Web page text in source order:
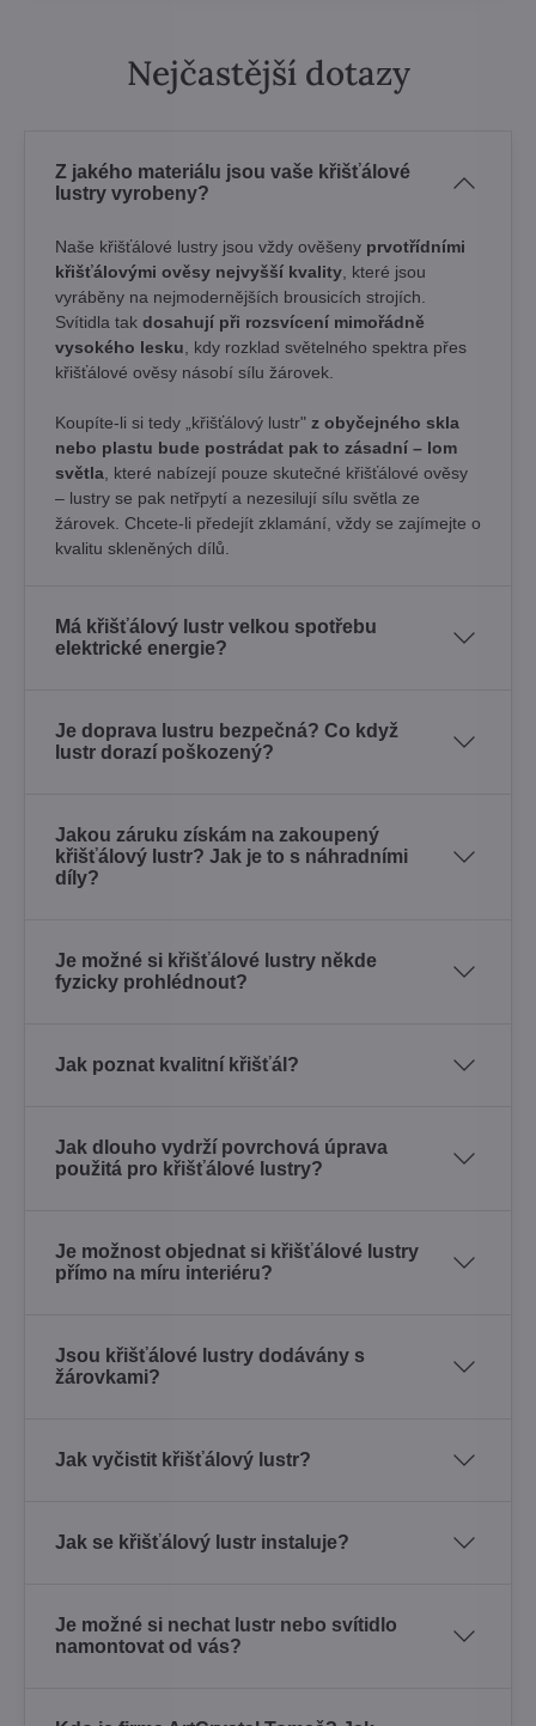
Nejčastější dotazy
Z jakého materiálu jsou vaše křišťálové
lustry vyrobeny?
Naše křišťálové lustry jsou vždy ověšeny prvotřídními
křišťálovými ověsy nejvyšší kvality , které jsou
vyráběny na nejmodernějších brousicích strojích.
Svítidla tak dosahují při rozsvícení mimořádně
vysokého lesku , kdy rozklad světelného spektra přes
křišťálové ověsy násobí sílu žárovek. ​
Koupíte-li si tedy „křišťálový lustr" z obyčejného skla
nebo plastu bude postrádat pak to zásadní – lom
světla , které nabízejí pouze skutečné křišťálové ověsy
– lustry se pak netřpytí a nezesilují sílu světla ze
žárovek. Chcete-li předejít zklamání, vždy se zajímejte o
kvalitu skleněných dílů.
Má křišťálový lustr velkou spotřebu
elektrické energie?
Je doprava lustru bezpečná? Co když
lustr dorazí poškozený?
Jakou záruku získám na zakoupený
křišťálový lustr? Jak je to s náhradními
díly?
Je možné si křišťálové lustry někde
fyzicky prohlédnout?
Jak poznat kvalitní křišťál?
Jak dlouho vydrží povrchová úprava
použitá pro křišťálové lustry?
Je možnost objednat si křišťálové lustry
přímo na míru interiéru?
Jsou křišťálové lustry dodávány s
žárovkami?
Jak vyčistit křišťálový lustr?
Jak se křišťálový lustr instaluje?
Je možné si nechat lustr nebo svítidlo
namontovat od vás?